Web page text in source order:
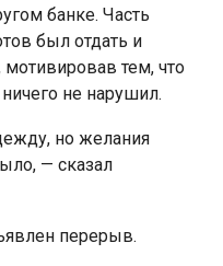
банке. Часть
был отдать и
мотивировав тем, что
не нарушил.
но желания
— сказал
перерыв.